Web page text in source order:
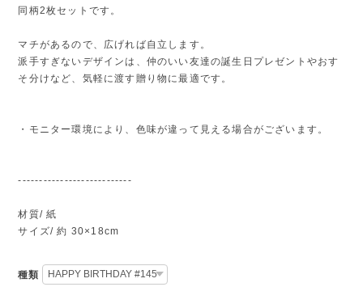
同柄2枚セットです。
マチがあるので、広げれば自立します。
派手すぎないデザインは、仲のいい友達の誕生日プレゼントやおす
そ分けなど、気軽に渡す贈り物に最適です。
・モニター環境により、色味が違って見える場合がございます。
---------------------------
材質/ 紙
サイズ/ 約 30×18cm
種類